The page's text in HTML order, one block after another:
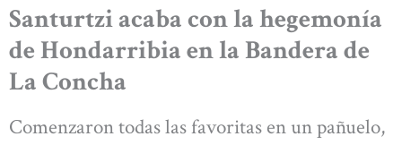
Santurtzi acaba con la hegemonía
de Hondarribia en la Bandera de
La Concha
Comenzaron todas las favoritas en un pañuelo,